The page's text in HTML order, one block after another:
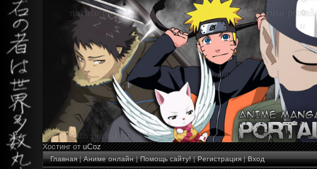
Хостинг отuCoz
Главная|Аниме онлайн|Помощь сайту!|Регистрация|Вход